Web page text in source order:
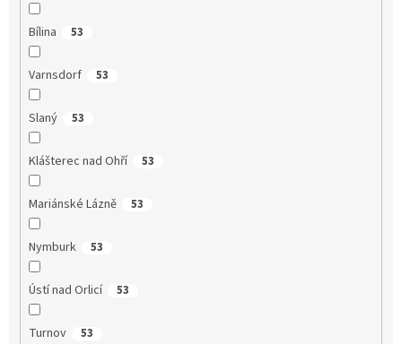
Bílina 53
Varnsdorf 53
Slaný 53
Klášterec nad Ohří 53
Mariánské Lázně 53
Nymburk 53
Ústí nad Orlicí 53
Turnov 53